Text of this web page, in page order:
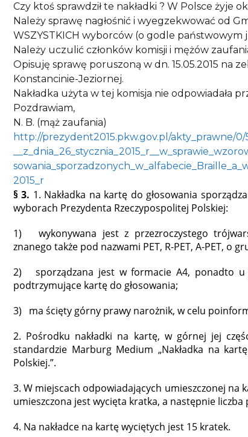
Czy ktoś sprawdził te nakładki ? W Polsce żyje
Należy sprawę nagłośnić i wyegzekwować od
WSZYSTKICH wyborców (o godle państwowym
Należy uczulić członków komisji i mężów
Opisuję sprawę poruszoną w dn. 15.05.2015 na
Konstancinie-Jeziornej.
Nakładka użyta w tej komisja nie odpowiadała
Pozdrawiam,
N. B. (mąż zaufania)
http://prezydent2015.pkw.gov.pl/akty_prawne/0/
2015_r
§ 3. 1. Nakładka na kartę do głosowania
wyborach Prezydenta Rzeczypospolitej Polskiej:
1) wykonywana jest z przezroczystego
znanego także pod nazwami PET, R-PET, A-PET, o
2) sporządzana jest w formacie A4, ponadto u
podtrzymujące kartę do głosowania;
3) ma ścięty górny prawy narożnik, w celu
2. Pośrodku nakładki na kartę, w górnej jej
standardzie Marburg Medium „Nakładka na
Polskiej.”.
3. W miejscach odpowiadających umieszczonej na
umieszczona jest wycięta kratka, a następnie
4. Na nakładce na kartę wyciętych jest 15 kratek.